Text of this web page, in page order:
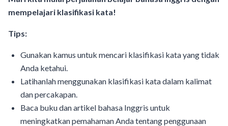
mempelajari klasifikasi kata!
Tips:
Gunakan kamus untuk mencari klasifikasi kata yang tidak
Anda ketahui.
Latihanlah menggunakan klasifikasi kata dalam kalimat
dan percakapan.
Baca buku dan artikel bahasa Inggris untuk
meningkatkan pemahaman Anda tentang penggunaan